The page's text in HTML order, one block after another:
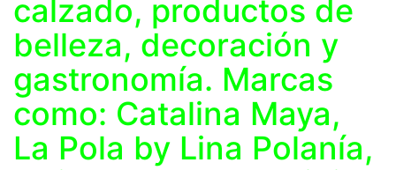
calzado, productos de
belleza, decoración y
gastronomía. Marcas
como: Catalina Maya,
La Pola by Lina Polanía,